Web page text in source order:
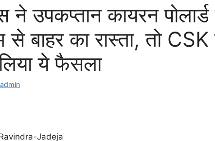
ने उपकप्तान कायरन
से बाहर का रास्ता, तो
ये फैसला
admin